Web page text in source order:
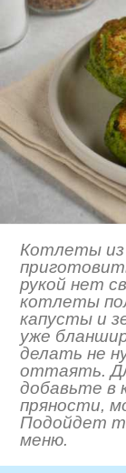
Котлеты из
рукой нет
котлеты
капусты и
уже
делать не
оттаять.
добавьте в
пряности,
Подойдет
меню.